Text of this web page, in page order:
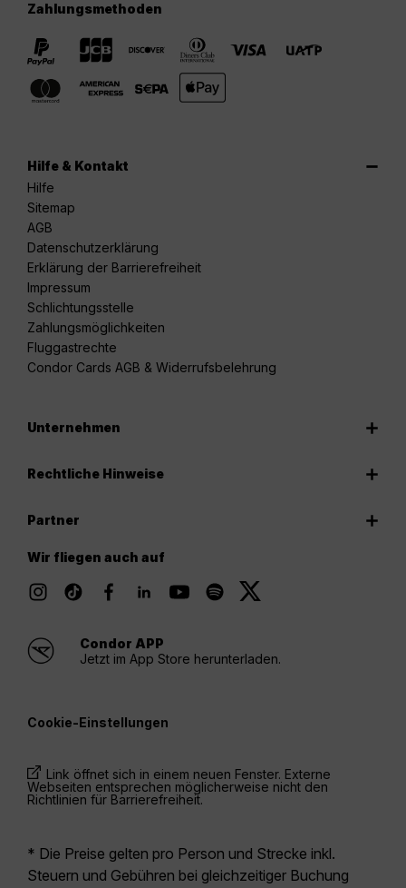
Zahlungsmethoden
Hilfe & Kontakt
Hilfe
Sitemap
AGB
Datenschutzerklärung
Erklärung der Barrierefreiheit
Impressum
Schlichtungsstelle
Zahlungsmöglichkeiten
Fluggastrechte
Condor Cards AGB & Widerrufsbelehrung
Unternehmen
Rechtliche Hinweise
Partner
Wir fliegen auch auf
Condor APP
Jetzt im App Store herunterladen.
Cookie-Einstellungen
Link öffnet sich in einem neuen Fenster. Externe
Webseiten entsprechen möglicherweise nicht den
Richtlinien für Barrierefreiheit.
* Die Preise gelten pro Person und Strecke inkl.
Steuern und Gebühren bei gleichzeitiger Buchung